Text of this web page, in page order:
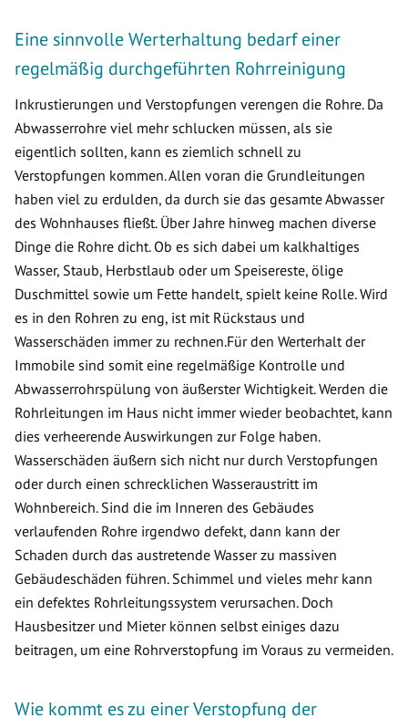
Eine sinnvolle Werterhaltung bedarf einer
regelmäßig durchgeführten Rohrreinigung
Inkrustierungen und Verstopfungen verengen die Rohre. Da
Abwasserrohre viel mehr schlucken müssen, als sie
eigentlich sollten, kann es ziemlich schnell zu
Verstopfungen kommen. Allen voran die Grundleitungen
haben viel zu erdulden, da durch sie das gesamte Abwasser
des Wohnhauses fließt. Über Jahre hinweg machen diverse
Dinge die Rohre dicht. Ob es sich dabei um kalkhaltiges
Wasser, Staub, Herbstlaub oder um Speisereste, ölige
Duschmittel sowie um Fette handelt, spielt keine Rolle. Wird
es in den Rohren zu eng, ist mit Rückstaus und
Wasserschäden immer zu rechnen.Für den Werterhalt der
Immobile sind somit eine regelmäßige Kontrolle und
Abwasserrohrspülung von äußerster Wichtigkeit. Werden die
Rohrleitungen im Haus nicht immer wieder beobachtet, kann
dies verheerende Auswirkungen zur Folge haben.
Wasserschäden äußern sich nicht nur durch Verstopfungen
oder durch einen schrecklichen Wasseraustritt im
Wohnbereich. Sind die im Inneren des Gebäudes
verlaufenden Rohre irgendwo defekt, dann kann der
Schaden durch das austretende Wasser zu massiven
Gebäudeschäden führen. Schimmel und vieles mehr kann
ein defektes Rohrleitungssystem verursachen. Doch
Hausbesitzer und Mieter können selbst einiges dazu
beitragen, um eine Rohrverstopfung im Voraus zu vermeiden.
Wie kommt es zu einer Verstopfung der